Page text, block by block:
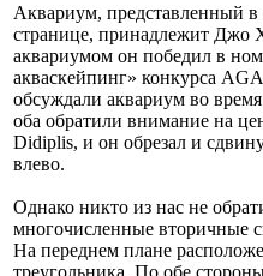
Аквариум, представленный
странице, принадлежит Джо
аквариумом он победил в
акваскейпинг» конкурса
обсуждали аквариум во
оба обратили внимание на
Didiplis, и он обрезал и
влево.
Однако никто из нас не
многочисленные вторичные
На переднем плане
треугольника. По обе